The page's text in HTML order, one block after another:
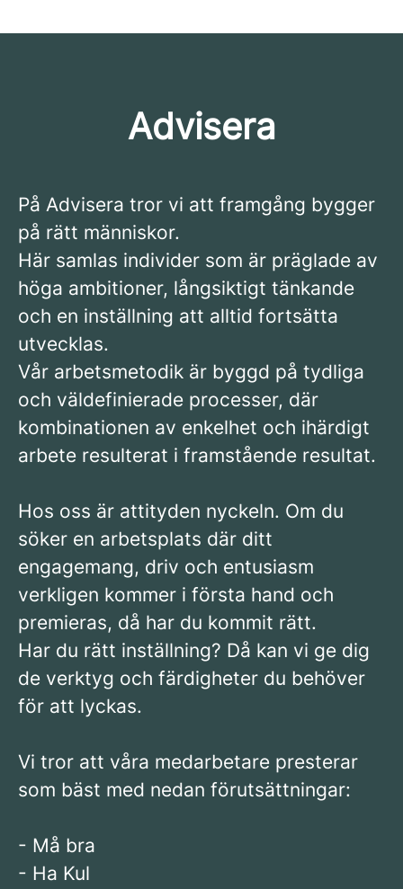
Advisera
På Advisera tror vi att framgång bygger
på rätt människor.
Här samlas individer som är präglade av
höga ambitioner, långsiktigt tänkande
och en inställning att alltid fortsätta
utvecklas.
Vår arbetsmetodik är byggd på tydliga
och väldefinierade processer, där
kombinationen av enkelhet och ihärdigt
arbete resulterat i framstående resultat.
Hos oss är attityden nyckeln. Om du
söker en arbetsplats där ditt
engagemang, driv och entusiasm
verkligen kommer i första hand och
premieras, då har du kommit rätt.
Har du rätt inställning? Då kan vi ge dig
de verktyg och färdigheter du behöver
för att lyckas.
Vi tror att våra medarbetare presterar
som bäst med nedan förutsättningar:
- Må bra
- Ha Kul